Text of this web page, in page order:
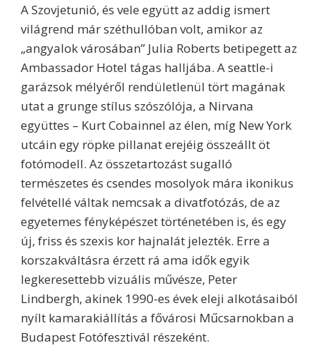
A Szovjetunió, és vele együtt az addig ismert
világrend már széthullóban volt, amikor az
„angyalok városában” Julia Roberts betipegett az
Ambassador Hotel tágas halljába. A seattle-i
garázsok mélyéről rendületlenül tört magának
utat a grunge stílus szószólója, a Nirvana
együttes – Kurt Cobainnel az élen, míg New York
utcáin egy röpke pillanat erejéig összeállt öt
fotómodell. Az összetartozást sugalló
természetes és csendes mosolyok mára ikonikus
felvétellé váltak nemcsak a divatfotózás, de az
egyetemes fényképészet történetében is, és egy
új, friss és szexis kor hajnalát jelezték. Erre a
korszakváltásra érzett rá ama idők egyik
legkeresettebb vizuális művésze, Peter
Lindbergh, akinek 1990-es évek eleji alkotásaiból
nyílt kamarakiállítás a fővárosi Műcsarnokban a
Budapest Fotófesztivál részeként.